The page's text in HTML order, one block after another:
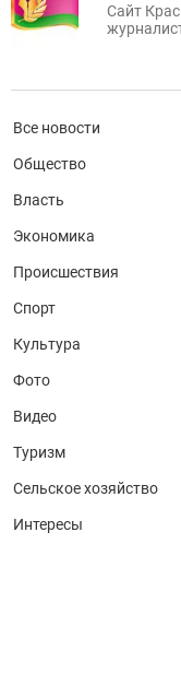
Сайт
Все новости
Общество
Власть
Экономика
Происшествия
Спорт
Культура
Фото
Видео
Туризм
Сельское хозяйство
Интересы